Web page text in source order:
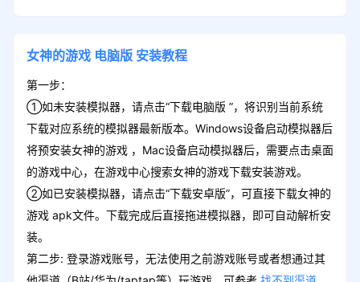
女神的游戏 电脑版 安装教程
第一步：
①如未安装模拟器，请点击“下载电脑版 ”，将识别当前系统
下载对应系统的模拟器最新版本。Windows设备启动模拟器后
将预安装女神的游戏 ，Mac设备启动模拟器后，需要点击桌面
的游戏中心，在游戏中心搜索女神的游戏下载安装游戏。
②如已安装模拟器，请点击“下载安卓版”，可直接下载女神的
游戏 apk文件。下载完成后直接拖进模拟器，即可自动解析安
装。
第二步: 登录游戏账号，无法使用之前游戏账号或者想通过其